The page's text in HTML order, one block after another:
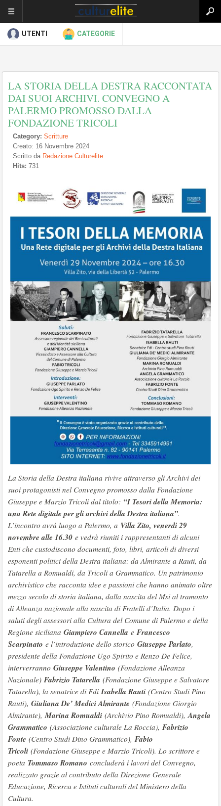
UTENTI CATEGORIE
LA STORIA DELLA DESTRA RACCONTATA
DAI SUOI ARCHIVI. CONVEGNO A
PALERMO PROMOSSO DALLA
FONDAZIONE TRICOLI
Category: Scritture
Creato: 16 Novembre 2024
Scritto da Redazione Culturelite
Hits: 731
La Storia della Destra italiana rivive attraverso gli Archivi dei
suoi protagonisti nel Convegno promosso dalla Fondazione
Giuseppe e Marzio Tricoli dal titolo: “I Tesori della Memoria:
una Rete digitale per gli archivi della Destra italiana”.
L’incontro avrà luogo a Palermo, a Villa Zito, venerdì 29
novembre alle 16.30 e vedrà riuniti i rappresentanti di alcuni
Enti che custodiscono documenti, foto, libri, articoli di diversi
esponenti politici della Destra italiana: da Almirante a Rauti, da
Tatarella a Romualdi, da Tricoli a Grammatico. Un patrimonio
archivistico che racconta idee e passioni che hanno animato oltre
mezzo secolo di storia italiana, dalla nascita del Msi al tramonto
di Alleanza nazionale alla nascita di Fratelli d’Italia. Dopo i
saluti degli assessori alla Cultura del Comune di Palermo e della
Regione siciliana Giampiero Cannella e Francesco
Scarpinato e l’introduzione dello storico Giuseppe Parlato,
presidente della Fondazione Ugo Spirito e Renzo De Felice,
interverranno Giuseppe Valentino (Fondazione Alleanza
Nazionale) Fabrizio Tatarella (Fondazione Giuseppe e Salvatore
Tatarella), la senatrice di FdiIsabella Rauti (Centro Studi Pino
Rauti), Giuliana De’ Medici Almirante (Fondazione Giorgio
Almirante),Marina Romualdi (Archivio Pino Romualdi),Angela
Grammatico (Associazione culturale La Roccia), Fabrizio
Fonte (Centro Studi Dino Grammatico), Fabio
Tricoli (Fondazione Giuseppe e Marzio Tricoli). Lo scrittore e
poeta Tommaso Romano concluderà i lavori del Convegno,
realizzato grazie al contributo della Direzione Generale
Educazione, Ricerca e Istituti culturali del Ministero della
Cultura.